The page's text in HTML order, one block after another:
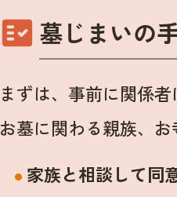
fact_check 墓じまいの
まずは、事前に関係
お墓に関わる親族、
家族と相談して同